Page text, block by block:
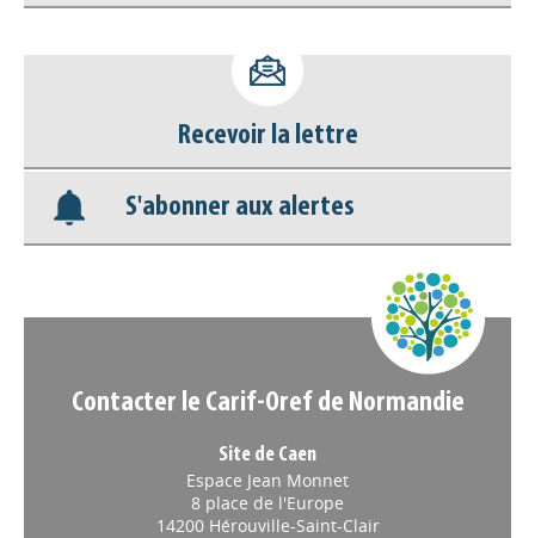
déconnecter)
Base documentaire
Nos veilles Scoop.it
Recevoir la lettre
S'abonner aux alertes
Contacter le Carif-Oref de Normandie
Site de Caen
Espace Jean Monnet
8 place de l'Europe
14200 Hérouville-Saint-Clair